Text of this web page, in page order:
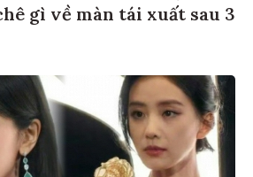
gì về màn tái xuất sau 3